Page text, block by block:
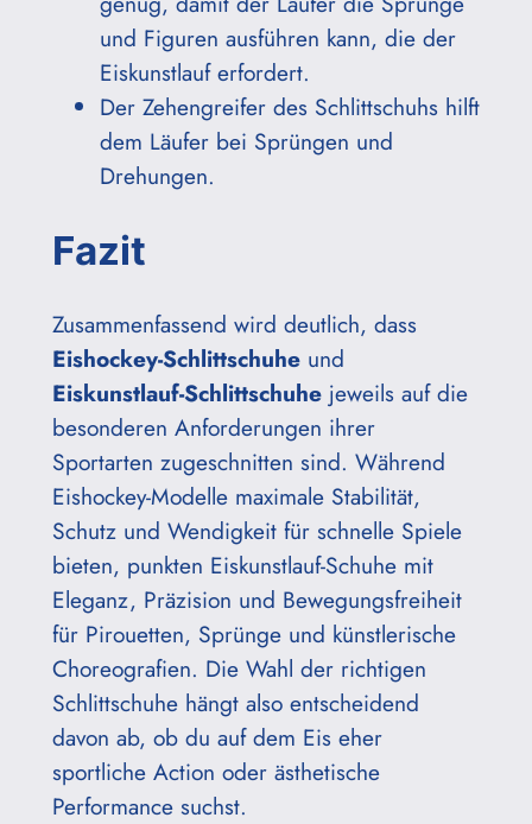
und Figuren ausführen kann, die der
Eiskunstlauf erfordert.
Der Zehengreifer des Schlittschuhs hilft
dem Läufer bei Sprüngen und
Drehungen.
Fazit
Zusammenfassend wird deutlich, dass
Eishockey-Schlittschuheund
Eiskunstlauf-Schlittschuhejeweils auf die
besonderen Anforderungen ihrer
Sportarten zugeschnitten sind. Während
Eishockey-Modelle maximale Stabilität,
Schutz und Wendigkeit für schnelle Spiele
bieten, punkten Eiskunstlauf-Schuhe mit
Eleganz, Präzision und Bewegungsfreiheit
für Pirouetten, Sprünge und künstlerische
Choreografien. Die Wahl der richtigen
Schlittschuhe hängt also entscheidend
davon ab, ob du auf dem Eis eher
sportliche Action oder ästhetische
Performance suchst.